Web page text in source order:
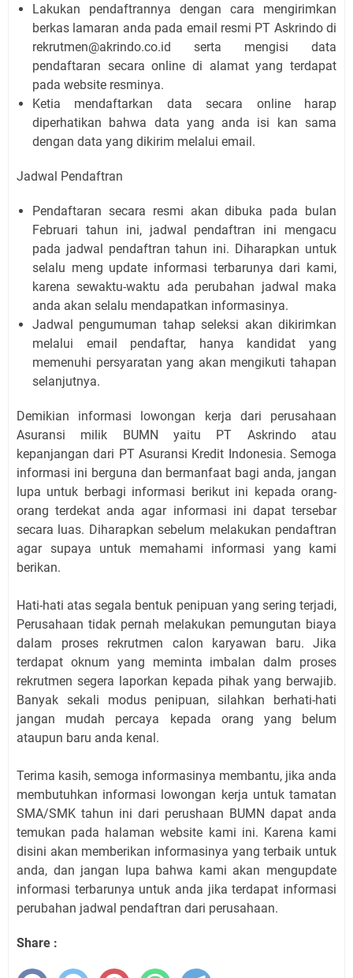
Lakukan pendaftrannya dengan cara mengirimkan
berkas lamaran anda pada email resmi PT Askrindo di
rekrutmen@akrindo.co.id serta mengisi data
pendaftaran secara online di alamat yang terdapat
pada website resminya.
Ketia mendaftarkan data secara online harap
diperhatikan bahwa data yang anda isi kan sama
dengan data yang dikirim melalui email.
Jadwal Pendaftran
Pendaftaran secara resmi akan dibuka pada bulan
Februari tahun ini, jadwal pendaftran ini mengacu
pada jadwal pendaftran tahun ini. Diharapkan untuk
selalu meng update informasi terbarunya dari kami,
karena sewaktu-waktu ada perubahan jadwal maka
anda akan selalu mendapatkan informasinya.
Jadwal pengumuman tahap seleksi akan dikirimkan
melalui email pendaftar, hanya kandidat yang
memenuhi persyaratan yang akan mengikuti tahapan
selanjutnya.
Demikian informasi lowongan kerja dari perusahaan
Asuransi milik BUMN yaitu PT Askrindo atau
kepanjangan dari PT Asuransi Kredit Indonesia. Semoga
informasi ini berguna dan bermanfaat bagi anda, jangan
lupa untuk berbagi informasi berikut ini kepada orang-
orang terdekat anda agar informasi ini dapat tersebar
secara luas. Diharapkan sebelum melakukan pendaftran
agar supaya untuk memahami informasi yang kami
berikan.
Hati-hati atas segala bentuk penipuan yang sering terjadi,
Perusahaan tidak pernah melakukan pemungutan biaya
dalam proses rekrutmen calon karyawan baru. Jika
terdapat oknum yang meminta imbalan dalm proses
rekrutmen segera laporkan kepada pihak yang berwajib.
Banyak sekali modus penipuan, silahkan berhati-hati
jangan mudah percaya kepada orang yang belum
ataupun baru anda kenal.
Terima kasih, semoga informasinya membantu, jika anda
membutuhkan informasi lowongan kerja untuk tamatan
SMA/SMK tahun ini dari perushaan BUMN dapat anda
temukan pada halaman website kami ini. Karena kami
disini akan memberikan informasinya yang terbaik untuk
anda, dan jangan lupa bahwa kami akan mengupdate
informasi terbarunya untuk anda jika terdapat informasi
perubahan jadwal pendaftran dari perusahaan.
Share :